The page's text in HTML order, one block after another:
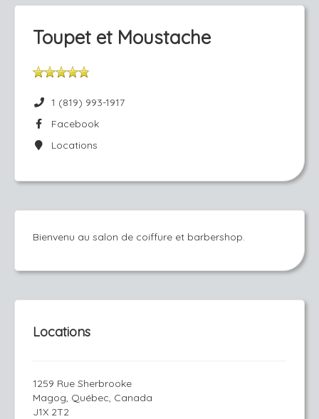
Toupet et Moustache
1 (819) 993-1917
Facebook
Locations
Bienvenu au salon de coiffure et barbershop.
Locations
1259 Rue Sherbrooke
Magog, Québec, Canada
J1X 2T2